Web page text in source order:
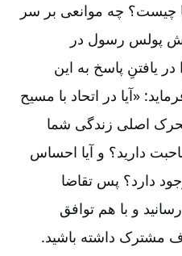
چیست‌؟ چه موانعی بر سر
پولس رسول در
ما را در یافتنِ پاسخ به این
«آیا در اتحاد با مسیح
اصلی زندگی شما
دارید؟ و آیا احساس
دارد؟ پس تقاضا
و با هم توافق
مشترک داشته باشید.